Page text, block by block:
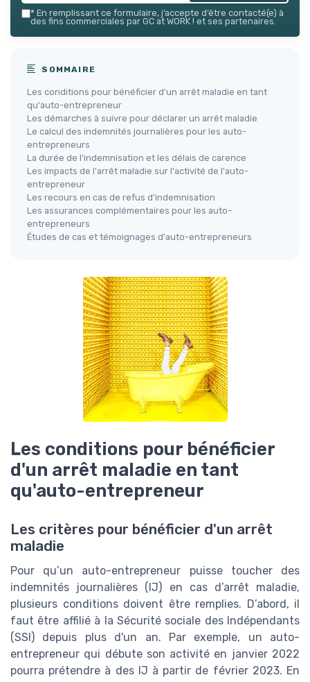
* En remplissant ce formulaire, j’accepte d’être contacté(e) à
des fins commerciales par GC at WORK ! et ses partenaires.
SOMMAIRE
Les conditions pour bénéficier d'un arrêt maladie en tant
qu'auto-entrepreneur
Les démarches à suivre pour déclarer un arrêt maladie
Le calcul des indemnités journalières pour les auto-
entrepreneurs
La durée de l'indemnisation et les délais de carence
Les impacts de l'arrêt maladie sur l'activité de l'auto-
entrepreneur
Les recours en cas de refus d'indemnisation
Les assurances complémentaires pour les auto-
entrepreneurs
Études de cas et témoignages d'auto-entrepreneurs
Les conditions pour bénéficier
d'un arrêt maladie en tant
qu'auto-entrepreneur
Les critères pour bénéficier d'un arrêt
maladie
Pour qu’un auto-entrepreneur puisse toucher des
indemnités journalières (IJ) en cas d’arrêt maladie,
plusieurs conditions doivent être remplies. D’abord, il
faut être affilié à la Sécurité sociale des Indépendants
(SSI) depuis plus d'un an. Par exemple, un auto-
entrepreneur qui débute son activité en janvier 2022
pourra prétendre à des IJ à partir de février 2023. En